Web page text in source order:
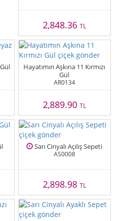
2,848.36 TL
Hayatımın Aşkına 11 Kırmızı
Gül
AR0134
2,889.90 TL
Sarı Cinyalı Açılış Sepeti
AS0008
2,898.98 TL